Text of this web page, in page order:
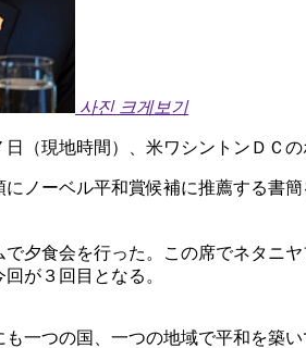
사진 크게보기
（現地時間）、米ワシントンＤＣ
ノーベル平和賞候補に推薦する書
夕食会を行った。この席でネタニ
が３回目となる。
一つの国、一つの地域で平和を築